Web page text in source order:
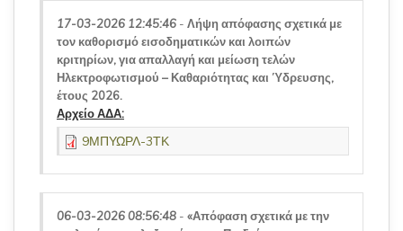
17-03-2026 12:45:46 - Λήψη απόφασης σχετικά με
τον καθορισμό εισοδηματικών και λοιπών
κριτηρίων, για απαλλαγή και μείωση τελών
Ηλεκτροφωτισμού – Καθαριότητας και Ύδρευσης,
έτους 2026.
Αρχείο ΑΔΑ:
9ΜΠΥΩΡΛ-3ΤΚ
06-03-2026 08:56:48 - «Απόφαση σχετικά με την